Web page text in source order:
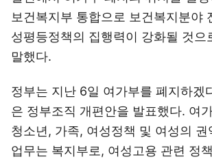
보건복지부 통합으로 보건복지분야
성평등정책의 집행력이 강화될 것으
말했다.
정부는 지난 6일 여가부를 폐지하겠
은 정부조직 개편안을 발표했다. 여
청소년, 가족, 여성정책 및 여성의
업무는 복지부로, 여성고용 관련 정